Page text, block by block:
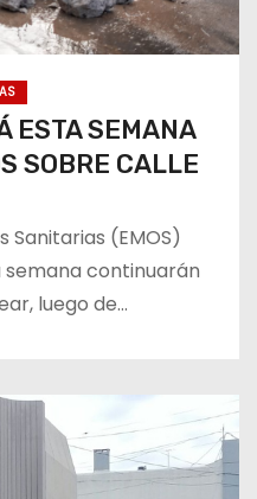
ESTA SEMANA
SOBRE CALLE
Sanitarias (EMOS)
continuarán
luego de…